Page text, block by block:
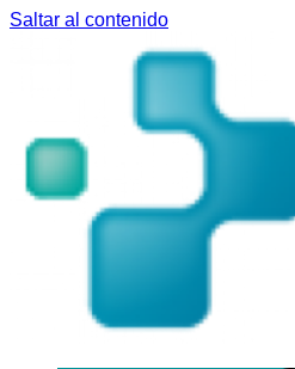
Saltar al contenido